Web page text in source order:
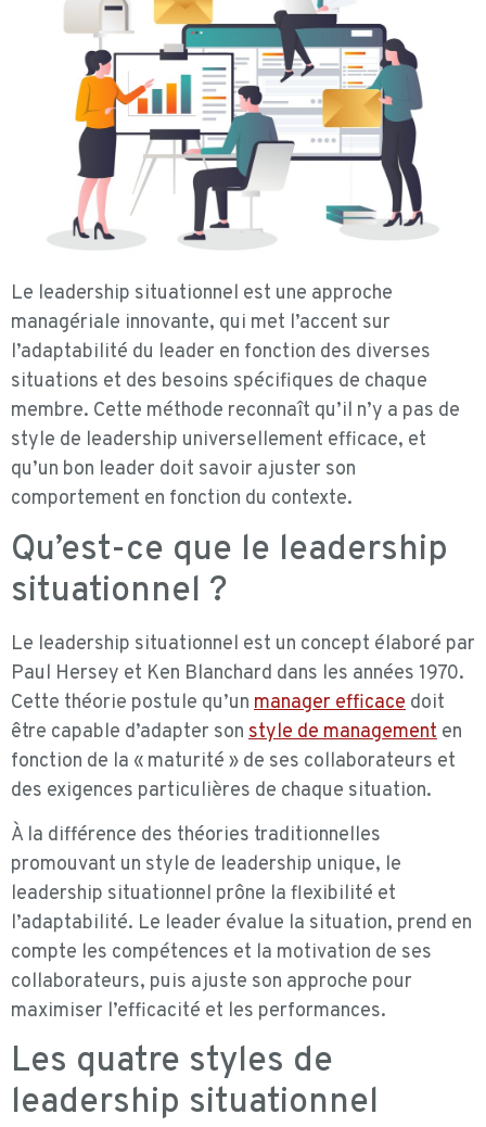
Le leadership situationnel est une approche
managériale innovante, qui met l’accent sur
l’adaptabilité du leader en fonction des diverses
situations et des besoins spécifiques de chaque
membre. Cette méthode reconnaît qu’il n’y a pas de
style de leadership universellement efficace, et
qu’un bon leader doit savoir ajuster son
comportement en fonction du contexte.
Qu’est-ce que le leadership
situationnel ?
Le leadership situationnel est un concept élaboré par
Paul Hersey et Ken Blanchard dans les années 1970.
Cette théorie postule qu’un manager efficace doit
être capable d’adapter son style de management en
fonction de la « maturité » de ses collaborateurs et
des exigences particulières de chaque situation.
À la différence des théories traditionnelles
promouvant un style de leadership unique, le
leadership situationnel prône la flexibilité et
l’adaptabilité. Le leader évalue la situation, prend en
compte les compétences et la motivation de ses
collaborateurs, puis ajuste son approche pour
maximiser l’efficacité et les performances.
Les quatre styles de
leadership situationnel